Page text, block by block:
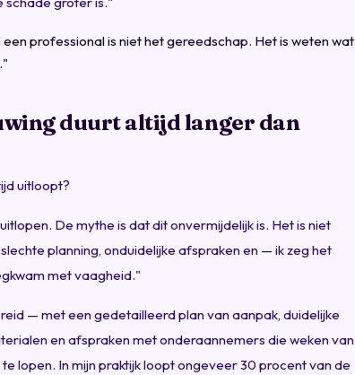
professional is niet het gereedschap. Het is weten wat
duurt altijd langer dan
uitloopt?
De mythe is dat dit onvermijdelijk is. Het is niet
planning, onduidelijke afspraken en — ik zeg het
met vaagheid."
— met een gedetailleerd plan van aanpak, duidelijke
en afspraken met onderaannemers die weken van
lopen. In mijn praktijk loopt ongeveer 30 procent van de